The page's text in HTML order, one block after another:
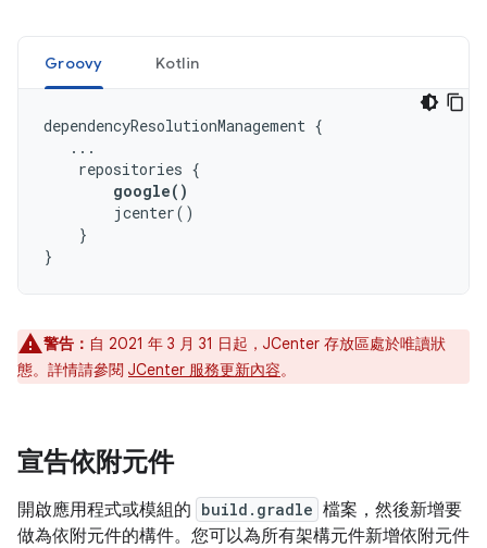
Groovy Kotlin
dependencyResolutionManagement {
...
repositories {
google()
jcenter()
}
}
警告： 自 2021 年 3 月 31 日起，JCenter 存放區處於唯讀狀
態。詳情請參閱 JCenter 服務更新內容。
宣告依附元件
開啟應用程式或模組的 build.gradle 檔案，然後新增要
做為依附元件的構件。您可以為所有架構元件新增依附元件